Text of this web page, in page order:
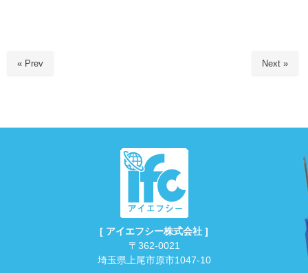
« Prev Next »
[ アイエフシー株式会社 ]
〒362-0021
埼玉県上尾市原市1047-10